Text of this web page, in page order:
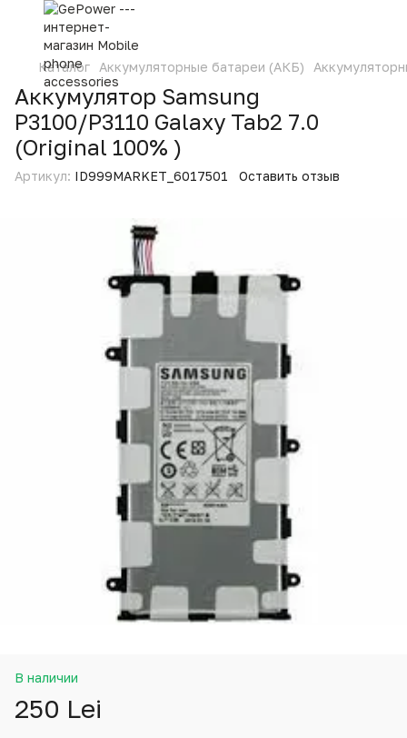
Каталог Аккумуляторные батареи (АКБ)
Аккумулятор Samsung
P3100/P3110 Galaxy Tab2 7.0
(Original 100% )
Артикул: ID999MARKET_6017501 Оставить отзыв
В наличии
250 Lei